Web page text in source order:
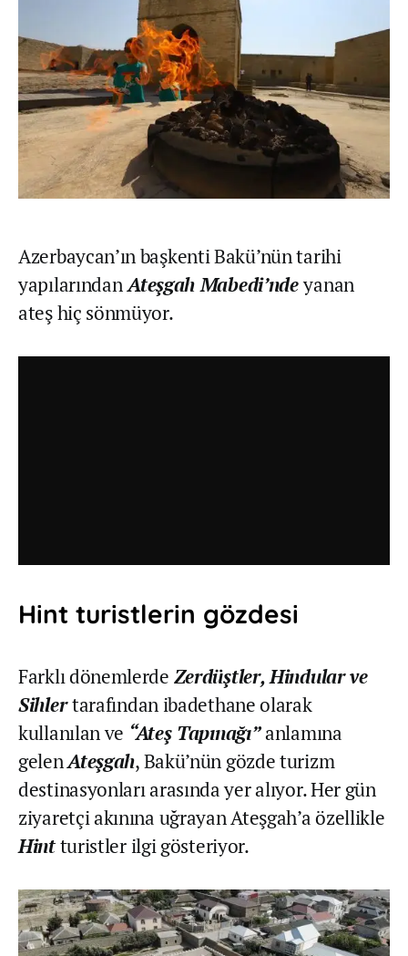
Azerbaycan’ın başkenti Bakü’nün tarihi
yapılarındanAteşgah Mabedi’ndeyanan
ateş hiç sönmüyor.
Hint turistlerin gözdesi
Farklı dönemlerde Zerdüştler, Hindular ve
Sihlertarafından ibadethane olarak
kullanılan ve “Ateş Tapınağı”anlamına
gelenAteşgah, Bakü’nün gözde turizm
destinasyonları arasında yer alıyor. Her gün
ziyaretçi akınına uğrayan Ateşgah’a özellikle
Hintturistler ilgi gösteriyor.